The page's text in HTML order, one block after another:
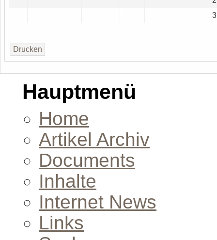
3
Hauptmenü
Home
Artikel Archiv
Documents
Inhalte
Internet News
Links